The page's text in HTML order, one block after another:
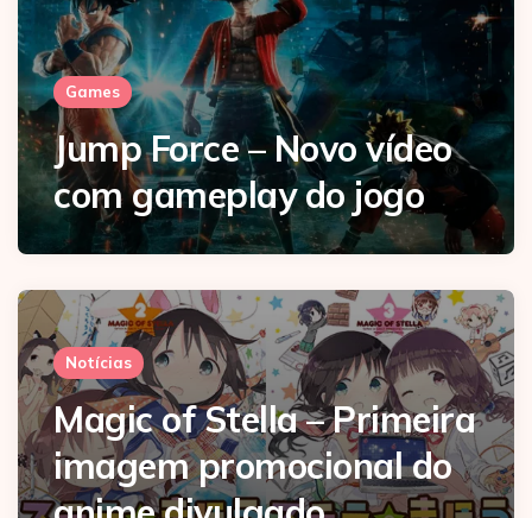
Games
Jump Force – Novo vídeo
com gameplay do jogo
Notícias
Magic of Stella – Primeira
imagem promocional do